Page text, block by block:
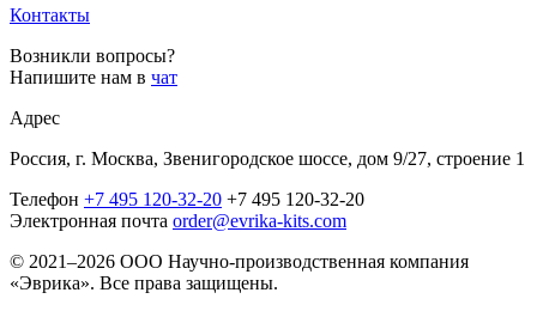
Контакты
Возникли вопросы?
Напишите нам в чат
Адрес
Россия, г. Москва, Звенигородское шоссе, дом 9/27, строение 1
Телефон +7 495 120-32-20 +7 495 120-32-20
Электронная почта order@evrika-kits.com
© 2021–2026 ООО Научно-производственная компания
«Эврика». Все права защищены.